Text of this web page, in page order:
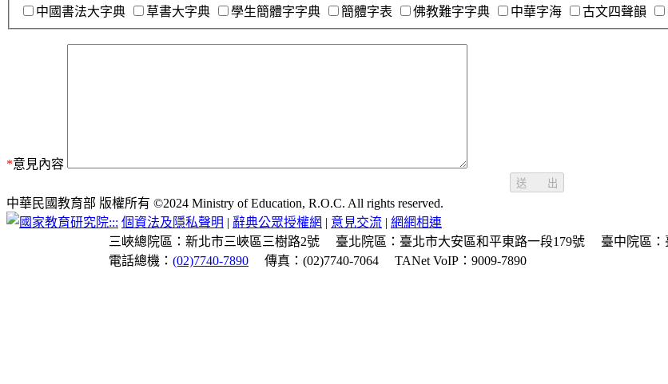
中國書法大字典
草書大字典 學生簡體字字典 簡體字表 佛教難字字典 中華字海 古文四聲韻
*意見內容
送 出
中華民國教育部 版權所有 ©2024 Ministry of Education, R.O.C. All rights reserved.
::: 個資法及隱私聲明 | 辭典公眾授權網 | 意見交流 | 網網相連
三峽總院區：新北市三峽區三樹路2號
臺北院區：臺北市大安區和平東路一段179號
臺中院區
電話總機： (02)7740-7890 傳真：(02)7740-7064 TANet VoIP：9009-7890